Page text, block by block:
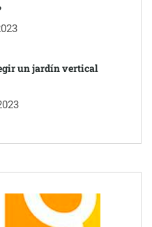
un jardín vertical